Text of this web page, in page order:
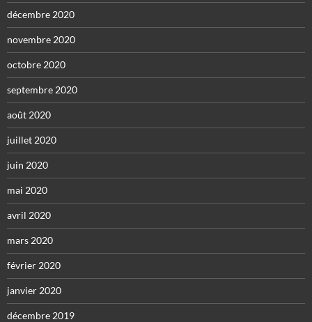
décembre 2020
novembre 2020
octobre 2020
septembre 2020
août 2020
juillet 2020
juin 2020
mai 2020
avril 2020
mars 2020
février 2020
janvier 2020
décembre 2019